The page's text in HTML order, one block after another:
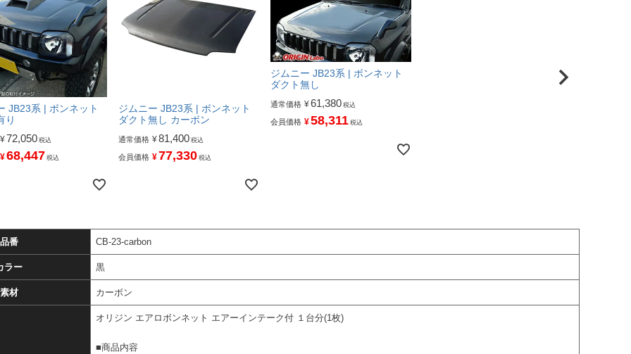
JB23系 | ボンネット
り
¥72,050 税込
¥68,447 税込
ジムニー JB23系 | ボンネット
ダクト無し カーボン
通常価格 ¥81,400 税込
会員価格 ¥77,330 税込
ジムニー JB23系 | ボンネット
ダクト無し
通常価格 ¥61,380 税込
会員価格 ¥58,311 税込
品番 CB-23-carbon
ラー 黒
素材 カーボン
オリジン エアロボンネット エアーインテーク付 １台分(1枚)
■商品内容